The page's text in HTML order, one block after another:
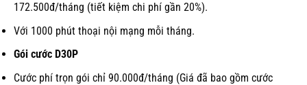
172.500đ/tháng (tiết kiệm chi phí gần 20%).
Với 1000 phút thoại nội mạng mỗi tháng.
Gói cước D30P
Cước phí trọn gói chỉ 90.000đ/tháng (Giá đã bao gồm cước